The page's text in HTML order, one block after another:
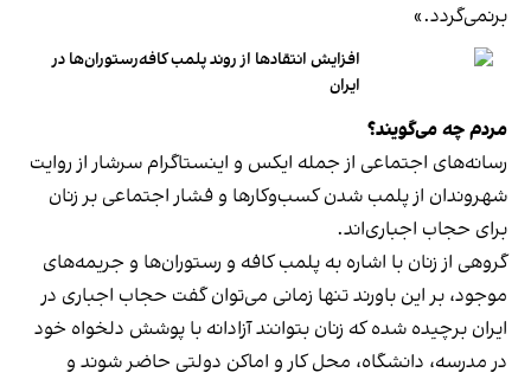
برنمی‎‌گردد.»
افزایش انتقادها از روند پلمب کافه‌رستوران‌ها در
ایران
مردم چه می‌گویند؟
رسانه‎‌های اجتماعی از جمله ایکس و اینستاگرام سرشار از روایت
شهروندان از پلمب شدن کسب‌وکارها و فشار اجتماعی بر زنان
برای حجاب اجباری‌اند.
گروهی از زنان با اشاره به پلمب کافه و رستوران‌ها و جریمه‌های
موجود، بر این باورند تنها زمانی می‌توان گفت حجاب اجباری در
ایران برچیده شده که زنان بتوانند آزادانه با پوشش دلخواه خود
در مدرسه، دانشگاه، محل کار و اماکن دولتی حاضر شوند و